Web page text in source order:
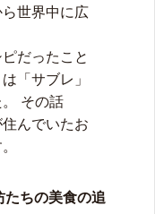
世界中に広
だったこと
「サブレ」
その話
んでいたお
ちの美食の追